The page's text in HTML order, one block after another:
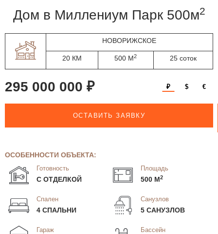
дом в Миллениум Парк 500м2
НОВОРИЖСКОЕ
20 КМ 500 М2 25 соток
295 000 000 ₽ ₽ $ €
ОСТАВИТЬ ЗАЯВКУ
ОСОБЕННОСТИ ОБЪЕКТА:
Готовность
С ОТДЕЛКОЙ
Площадь
500 М2
Спален
4 СПАЛЬНИ
Санузлов
5 САНУЗЛОВ
Гараж Бассейн